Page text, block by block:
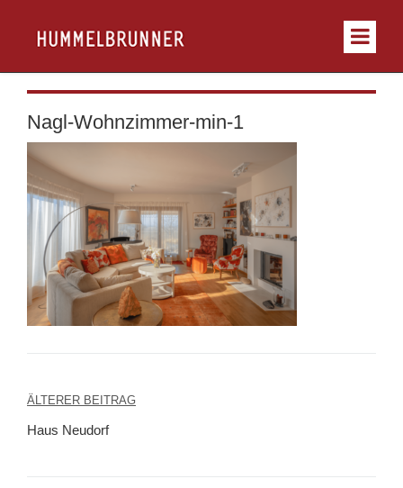
Nagl-Wohnzimmer-min-1
Beitragsnavigation
ÄLTERER BEITRAG
Haus Neudorf